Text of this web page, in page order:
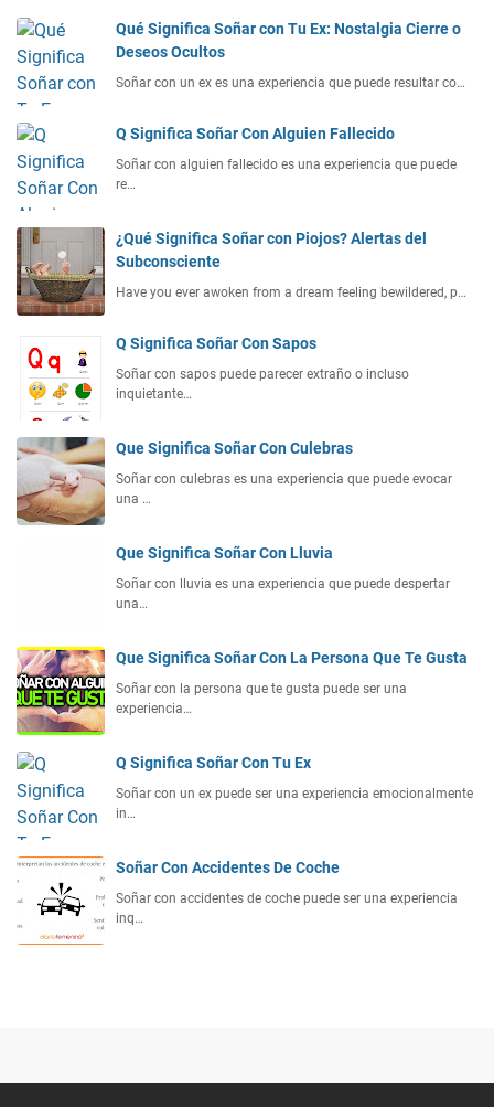
Qué Significa Soñar con Tu Ex: Nostalgia Cierre o
Deseos Ocultos
Soñar con un ex es una experiencia que puede resultar co…
Q Significa Soñar Con Alguien Fallecido
Soñar con alguien fallecido es una experiencia que puede
re…
¿Qué Significa Soñar con Piojos? Alertas del
Subconsciente
Have you ever awoken from a dream feeling bewildered, p…
Q Significa Soñar Con Sapos
Soñar con sapos puede parecer extraño o incluso
inquietante…
Que Significa Soñar Con Culebras
Soñar con culebras es una experiencia que puede evocar
una …
Que Significa Soñar Con Lluvia
Soñar con lluvia es una experiencia que puede despertar
una…
Que Significa Soñar Con La Persona Que Te Gusta
Soñar con la persona que te gusta puede ser una
experiencia…
Q Significa Soñar Con Tu Ex
Soñar con un ex puede ser una experiencia emocionalmente
in…
Soñar Con Accidentes De Coche
Soñar con accidentes de coche puede ser una experiencia
inq…